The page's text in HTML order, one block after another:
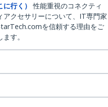
に行く）
性能重視のコネクティ
アクセサリーについて、IT専門家
を信頼する理由をご
す。